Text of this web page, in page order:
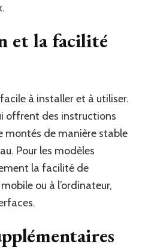
et la facilité
à installer et à utiliser.
offrent des instructions
montés de manière stable
Pour les modèles
la facilité de
ou à l’ordinateur,